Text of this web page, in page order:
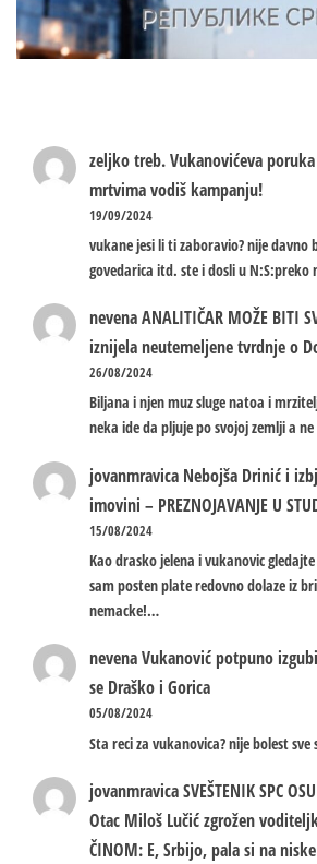
zeljko treb.Vukanovićeva
mrtvima vodiš kampanju!
19/09/2024
vukane jesi li ti zaboravio? nije davno
govedarica itd. ste i dosli u
nevenaANALITIČAR MOŽE BITI
iznijela neutemeljene tvrdnje o
26/08/2024
Biljana i njen muz sluge natoa i
neka ide da pljuje po svojoj zemlji a
jovanmravica Nebojša Drinić i
imovini – PREZNOJAVANJE U
15/08/2024
Kao drasko jelena i vukanovic
sam posten plate redovno dolaze iz
nemacke!…
nevenaVukanović potpuno
se Draško i Gorica
05/08/2024
Sta reci za vukanovica? nije bolest
jovanmravicaSVEŠTENIK SPC
Otac Miloš Lučić zgrožen
ČINOM: E, Srbijo, pala si na